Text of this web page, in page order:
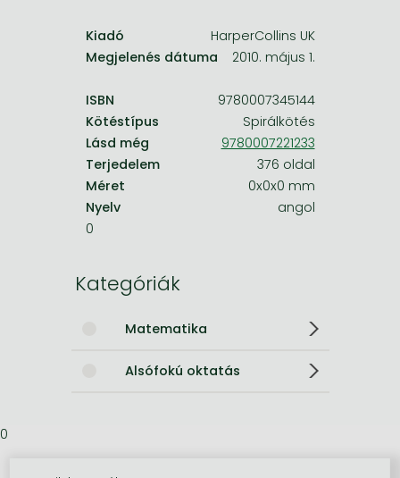
Kiadó
HarperCollins UK
Megjelenés dátuma
2010. május 1.
ISBN
9780007345144
Kötéstípus
Spirálkötés
Lásd még
9780007221233
Terjedelem
376 oldal
Méret
0x0x0 mm
Nyelv
angol
0
Kategóriák
Matematika
Alsófokú oktatás
0